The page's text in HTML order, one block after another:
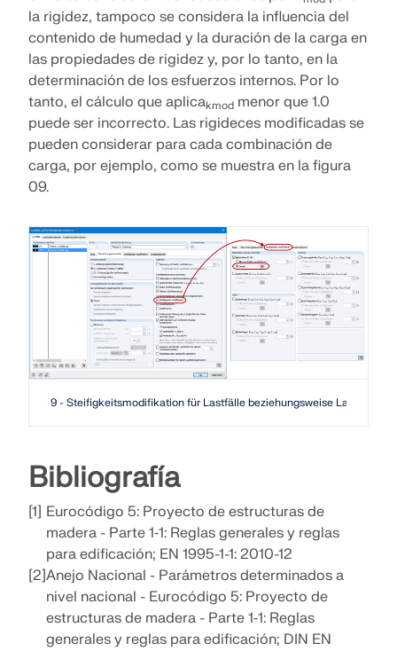
la rigidez, tampoco se considera la influencia del
contenido de humedad y la duración de la carga en
las propiedades de rigidez y, por lo tanto, en la
determinación de los esfuerzos internos. Por lo
tanto, el cálculo que aplicakmod menor que 1.0
puede ser incorrecto. Las rigideces modificadas se
pueden considerar para cada combinación de
carga, por ejemplo, como se muestra en la figura
09.
9 - Steifigkeitsmodifikation für Lastfälle beziehungsweise
Bibliografía
[1] Eurocódigo 5: Proyecto de estructuras de
madera - Parte 1‑1: Reglas generales y reglas
para edificación; EN 1995-1-1: 2010-12
[2]Anejo Nacional - Parámetros determinados a
nivel nacional - Eurocódigo 5: Proyecto de
estructuras de madera - Parte 1‑1: Reglas
generales y reglas para edificación; DIN EN